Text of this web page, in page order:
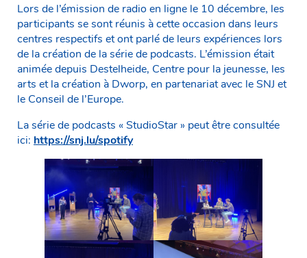
Lors de l’émission de radio en ligne le 10 décembre, les
participants se sont réunis à cette occasion dans leurs
centres respectifs et ont parlé de leurs expériences lors
de la création de la série de podcasts. L’émission était
animée depuis Destelheide, Centre pour la jeunesse, les
arts et la création à Dworp, en partenariat avec le SNJ et
le Conseil de l’Europe.
La série de podcasts « StudioStar » peut être consultée
ici: https://snj.lu/spotify